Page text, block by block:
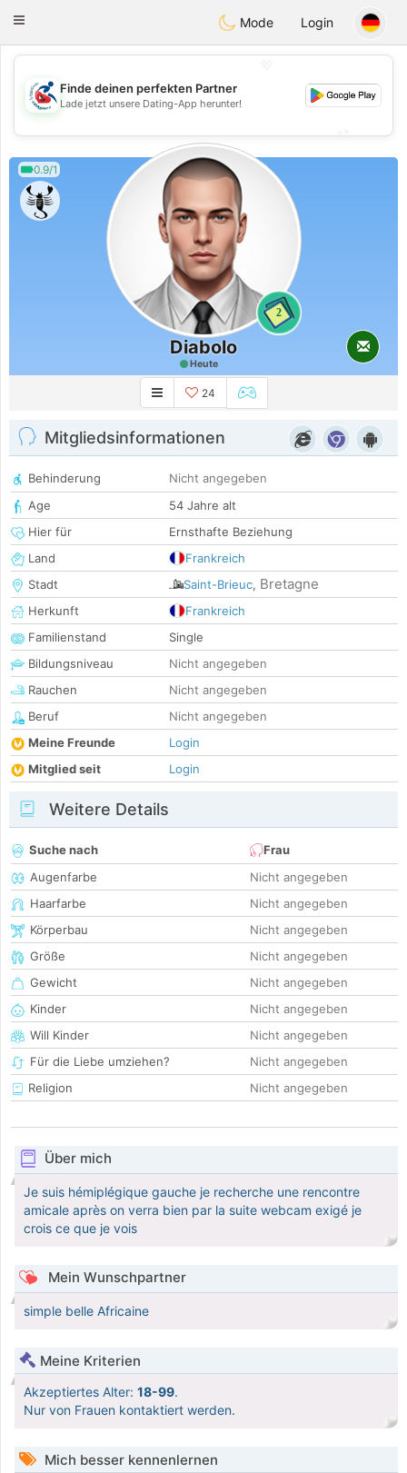
Handi Space
Toggle
Mode Login
💖
💕
Finde deinen perfekten Partner
Lade jetzt unsere Dating-App herunter!
0.9/1
2
Diabolo
Heute
24
Mitgliedsinformationen
Behinderung
Nicht angegeben
Age
54 Jahre alt
Hier für
Ernsthafte Beziehung
Land
Frankreich
Stadt
Saint-Brieuc, Bretagne
Herkunft
Frankreich
Familienstand
Single
Bildungsniveau
Nicht angegeben
Rauchen
Nicht angegeben
Beruf
Nicht angegeben
Meine Freunde
Login
Mitglied seit
Login
Weitere Details
Suche nach
Frau
Augenfarbe
Nicht angegeben
Haarfarbe
Nicht angegeben
Körperbau
Nicht angegeben
Größe
Nicht angegeben
Gewicht
Nicht angegeben
Kinder
Nicht angegeben
Will Kinder
Nicht angegeben
Für die Liebe umziehen?
Nicht angegeben
Religion
Nicht angegeben
Über mich
Je suis hémiplégique gauche je recherche une rencontre
amicale après on verra bien par la suite webcam exigé je
crois ce que je vois
Mein Wunschpartner
simple belle Africaine
Meine Kriterien
Akzeptiertes Alter: 18-99.
Nur von Frauen kontaktiert werden.
Mich besser kennenlernen